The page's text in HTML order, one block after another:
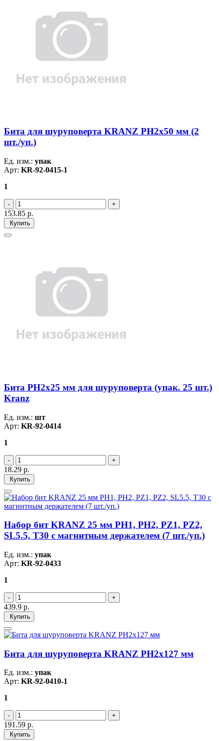
Бита для шуруповерта KRANZ PH2х50 мм (2
шт./уп.)
Ед. изм.: упак
Арт: KR-92-0415-1
1
153.85 р.
Купить
Бита PH2х25 мм для шуруповерта (упак. 25 шт.)
Kranz
Ед. изм.: шт
Арт: KR-92-0414
1
18.29 р.
Купить
Набор бит KRANZ 25 мм PH1, PH2, PZ1, PZ2,
SL5.5, T30 с магнитным держателем (7 шт./уп.)
Ед. изм.: упак
Арт: KR-92-0433
1
439.9 р.
Купить
Бита для шуруповерта KRANZ PH2х127 мм
Ед. изм.: упак
Арт: KR-92-0410-1
1
191.59 р.
Купить